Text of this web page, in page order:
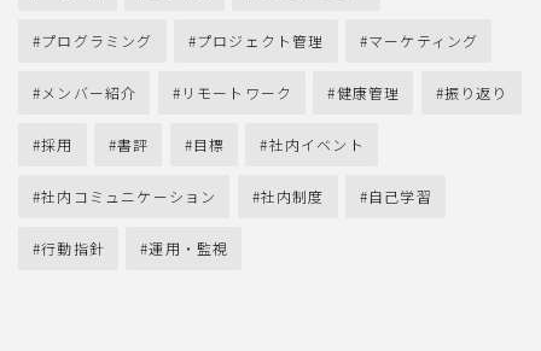
プログラミング プロジェクト管理 マーケティング
メンバー紹介 リモートワーク 健康管理 振り返り
採用 書評 目標 社内イベント
社内コミュニケーション 社内制度 自己学習
行動指針 運用・監視